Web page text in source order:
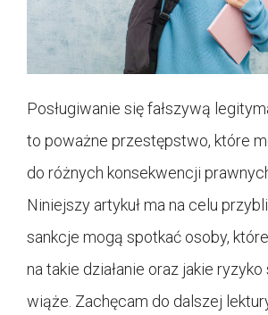
Posługiwanie się fałszywą
to poważne przestępstwo, które
do różnych konsekwencji
Niniejszy artykuł ma na celu
sankcje mogą spotkać osoby,
na takie działanie oraz jakie
wiąże. Zachęcam do dalszej